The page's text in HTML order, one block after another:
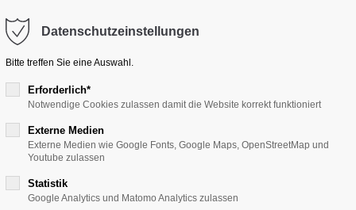
dolor sit amet:
/ 365days
376-293 City Road, Suite
+44 1234 567 890
kontakt@hallescher-kunstverein.de
Wir lieben Kunst Wir zeigen Kunst Wir
Datenschutzeinstellungen
Bitte treffen Sie eine Auswahl.
Erforderlich*
Notwendige Cookies zulassen damit die Website korrekt funktioniert
Externe Medien
Externe Medien wie Google Fonts, Google Maps, OpenStreetMap und
Youtube zulassen
Statistik
Google Analytics und Matomo Analytics zulassen